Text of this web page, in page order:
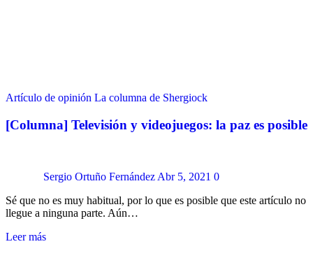
Artículo de opinión La columna de Shergiock
[Columna] Televisión y videojuegos: la paz es posible
Sergio Ortuño FernándezAbr 5, 2021 0
Sé que no es muy habitual, por lo que es posible que este artículo no
llegue a ninguna parte. Aún…
Leer más